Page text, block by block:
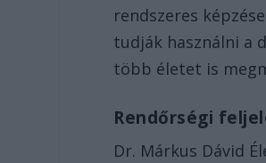
rendszeres
tudják használni a
több életet is
Rendőrségi
Dr. Márkus Dávid